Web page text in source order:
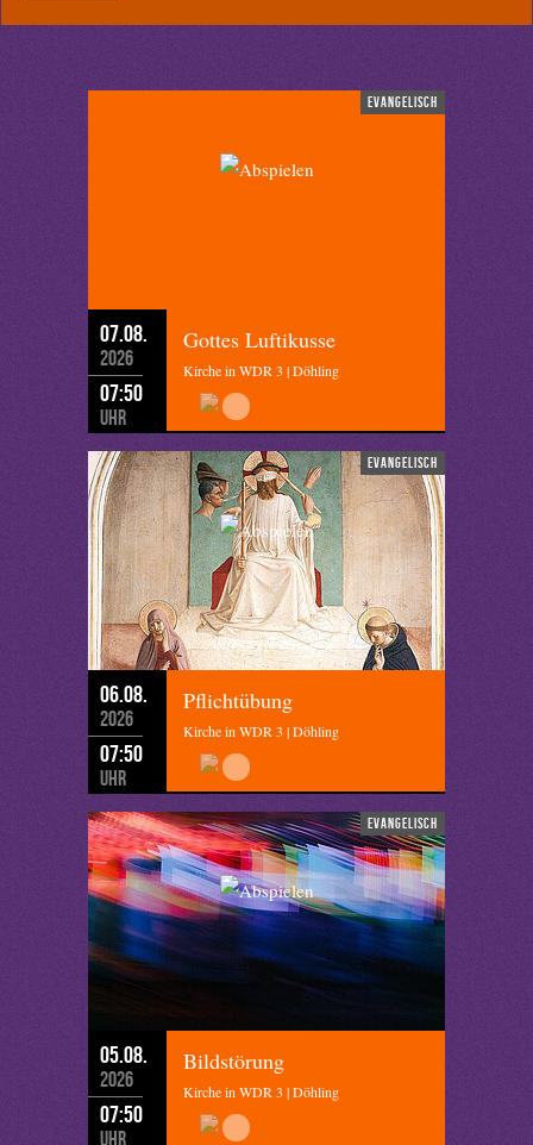
evangelisch
07.08.
2026
07:50
Uhr
Gottes Luftikusse
Kirche in WDR 3 | Döhling
evangelisch
06.08.
2026
07:50
Uhr
Pflichtübung
Kirche in WDR 3 | Döhling
evangelisch
05.08.
2026
07:50
Uhr
Bildstörung
Kirche in WDR 3 | Döhling